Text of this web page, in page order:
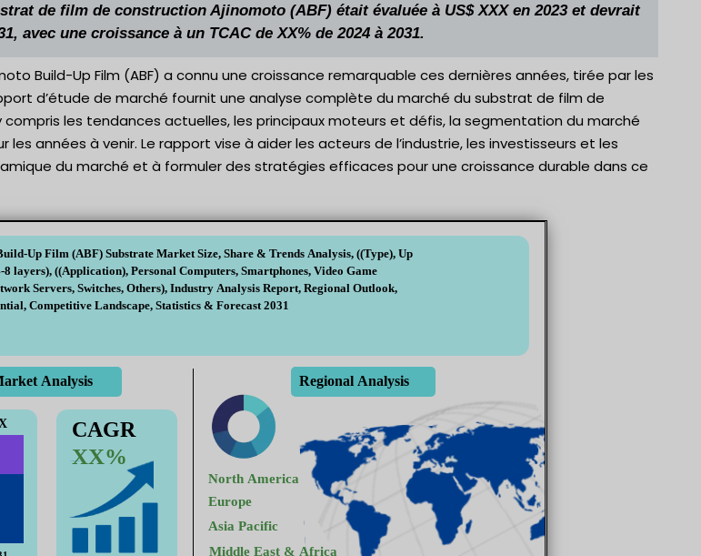
de film de construction Ajinomoto (ABF) était évaluée à US$ XXX en 2023 et devrait
avec une croissance à un TCAC de XX% de 2024 à 2031.
Build-Up Film (ABF) a connu une croissance remarquable ces dernières années, tirée par les
d’étude de marché fournit une analyse complète du marché du substrat de film de
compris les tendances actuelles, les principaux moteurs et défis, la segmentation du marché
années à venir. Le rapport vise à aider les acteurs de l’industrie, les investisseurs et les
du marché et à formuler des stratégies efficaces pour une croissance durable dans ce